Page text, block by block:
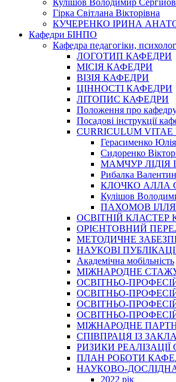
Кулішов Володимир
Гірка Світлана Вікторівна
КУЧЕРЕНКО ІРИНА
Кафедри БІНПО
Кафедра педагогіки,
ЛОГОТИП КАФЕДРИ
МІСІЯ КАФЕДРИ
ВІЗІЯ КАФЕДРИ
ЦІННОСТІ КАФЕДРИ
ЛІТОПИС КАФЕДРИ
Положення про
Посадові інструкції
CURRICULUM VITAE
Герасименко Юлія
Сидоренко
МАМЧУР ЛІДІЯ
Рибалка
КЛОЧКО АЛЛА
Кулішов
ПАХОМОВ
ОСВІТНІЙ КЛАСТЕР
ОРІЄНТОВНИЙ
МЕТОДИЧНЕ
НАУКОВІ
Академічна мобільність
МІЖНАРОДНЕ
ОСВІТНЬО-
ОСВІТНЬО-
ОСВІТНЬО-
ОСВІТНЬО-
МІЖНАРОДНЕ
СПІВПРАЦЯ ІЗ
РИЗИКИ
ПЛАН РОБОТИ
НАУКОВО-
2022 рік